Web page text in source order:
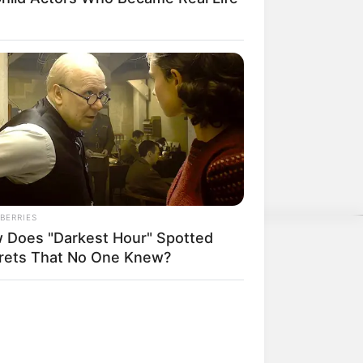
kommerzielle Zwecke kostenlos
hatte Charles Darwin 1858
Does "Darkest Hour" Spotted
That No One Knew?